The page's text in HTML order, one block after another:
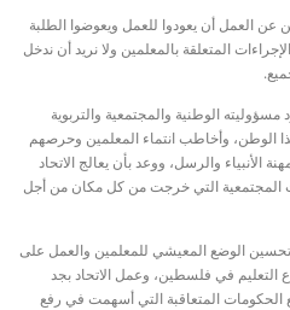
عن العمل أن يعودوا للعمل ويعوضوا الطلبة
المتعلقة بالمعلمين ولا نريد أن ندخل
الوطنية والمجتمعية والتربوية
الوطن، وأخاطب انتماء المعلمين وحرصهم
الأنبياء والرسل، ووعد بأن يعالج الاتحاد
المجتمعية التي خرجت من كل مكان من أجل
الوضع المعيشي للمعلمين والعمل على
في فلسطين، وعمل الاتحاد بجد
الحكومات المتعاقبة التي أسهمت في رفع